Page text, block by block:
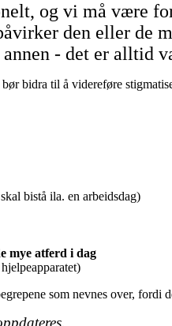
og vi må være
den eller de
- det er alltid
bidra til å videreføre
bistå ila. en arbeidsdag)
mye atferd i dag
som nevnes over, fordi